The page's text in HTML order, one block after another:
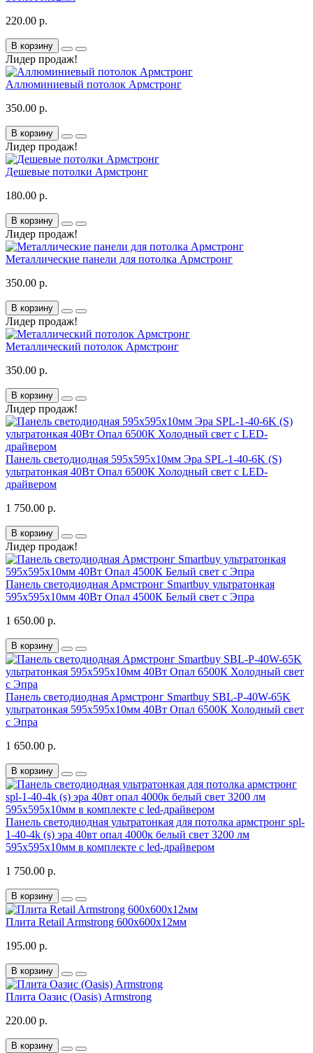
220.00 р.
В корзину
Лидер продаж!
Аллюминиевый потолок Армстронг
350.00 р.
В корзину
Лидер продаж!
Дешевые потолки Армстронг
180.00 р.
В корзину
Лидер продаж!
Металлические панели для потолка Армстронг
350.00 р.
В корзину
Лидер продаж!
Металлический потолок Армстронг
350.00 р.
В корзину
Лидер продаж!
Панель светодиодная 595х595х10мм Эра SPL-1-40-6K (S)
ультратонкая 40Вт Опал 6500К Холодный свет с LED-
драйвером
1 750.00 р.
В корзину
Лидер продаж!
Панель светодиодная Армстронг Smartbuy ультратонкая
595х595х10мм 40Вт Опал 4500К Белый свет с Эпра
1 650.00 р.
В корзину
Панель светодиодная Армстронг Smartbuy SBL-P-40W-65K
ультратонкая 595х595х10мм 40Вт Опал 6500К Холодный свет
с Эпра
1 650.00 р.
В корзину
Панель светодиодная ультратонкая для потолка армстронг spl-
1-40-4k (s) эра 40вт опал 4000к белый свет 3200 лм
595х595х10мм в комплекте с led-драйвером
1 750.00 р.
В корзину
Плита Retail Armstrong 600x600x12мм
195.00 р.
В корзину
Плита Оазис (Oasis) Armstrong
220.00 р.
В корзину